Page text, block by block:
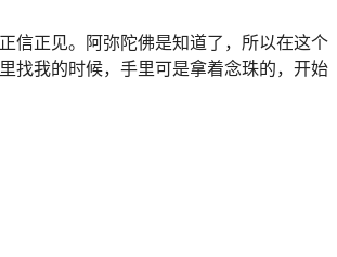
信正见。阿弥陀佛是知道了，所以在这个
找我的时候，手里可是拿着念珠的，开始